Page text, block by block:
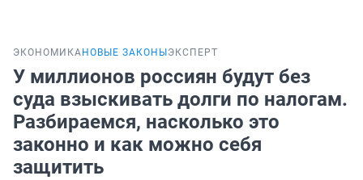
ЭКОНОМИКА НОВЫЕ ЗАКОНЫ ЭКСПЕРТ
У миллионов россиян будут без
суда взыскивать долги по налогам.
Разбираемся, насколько это
законно и как можно себя
защитить